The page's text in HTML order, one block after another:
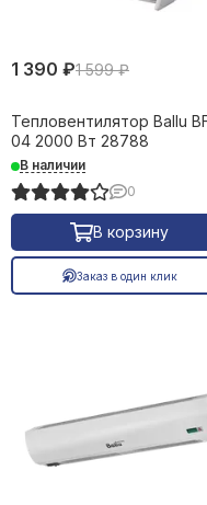
1 390 ₽1 599 ₽
Тепловентилятор Ballu
04 2000 Вт 28788
В наличии
0
В корзину
Заказ в один клик